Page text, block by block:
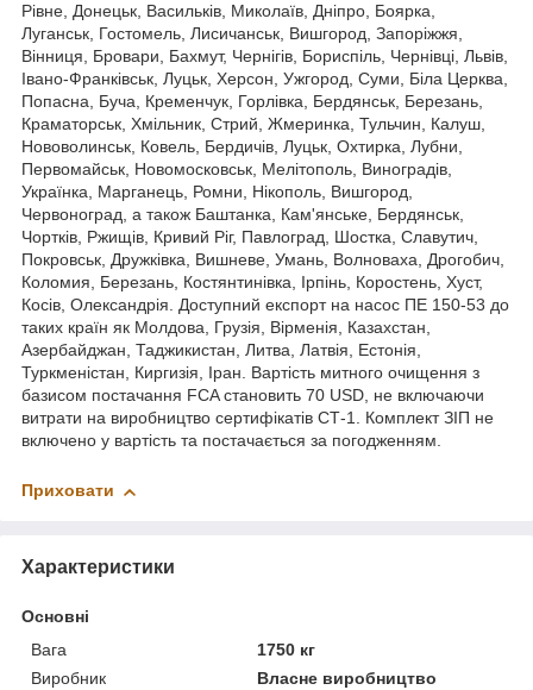
Рівне, Донецьк, Васильків, Миколаїв, Дніпро, Боярка,
Луганськ, Гостомель, Лисичанськ, Вишгород, Запоріжжя,
Вінниця, Бровари, Бахмут, Чернігів, Бориспіль, Чернівці, Львів,
Івано-Франківськ, Луцьк, Херсон, Ужгород, Суми, Біла Церква,
Попасна, Буча, Кременчук, Горлівка, Бердянськ, Березань,
Краматорськ, Хмільник, Стрий, Жмеринка, Тульчин, Калуш,
Нововолинськ, Ковель, Бердичів, Луцьк, Охтирка, Лубни,
Первомайськ, Новомосковськ, Мелітополь, Виноградів,
Українка, Марганець, Ромни, Нікополь, Вишгород,
Червоноград, а також Баштанка, Кам'янське, Бердянськ,
Чортків, Ржищів, Кривий Ріг, Павлоград, Шостка, Славутич,
Покровськ, Дружківка, Вишневе, Умань, Волноваха, Дрогобич,
Коломия, Березань, Костянтинівка, Ірпінь, Коростень, Хуст,
Косів, Олександрія. Доступний експорт на насос ПЕ 150-53 до
таких країн як Молдова, Грузія, Вірменія, Казахстан,
Азербайджан, Таджикистан, Литва, Латвія, Естонія,
Туркменістан, Киргизія, Іран. Вартість митного очищення з
базисом постачання FCA становить 70 USD, не включаючи
витрати на виробництво сертифікатів СТ-1. Комплект ЗІП не
включено у вартість та постачається за погодженням.
Приховати
Характеристики
Основні
Вага
1750 кг
Виробник
Власне виробництво